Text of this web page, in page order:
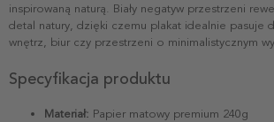
inspirowaną naturą. Biały negatyw przestrzeni
detal natury, dzięki czemu plakat idealnie pasuje
wnętrz, biur czy przestrzeni o minimalistycznym
Specyfikacja produktu
Materiał: Papier matowy premium 240g